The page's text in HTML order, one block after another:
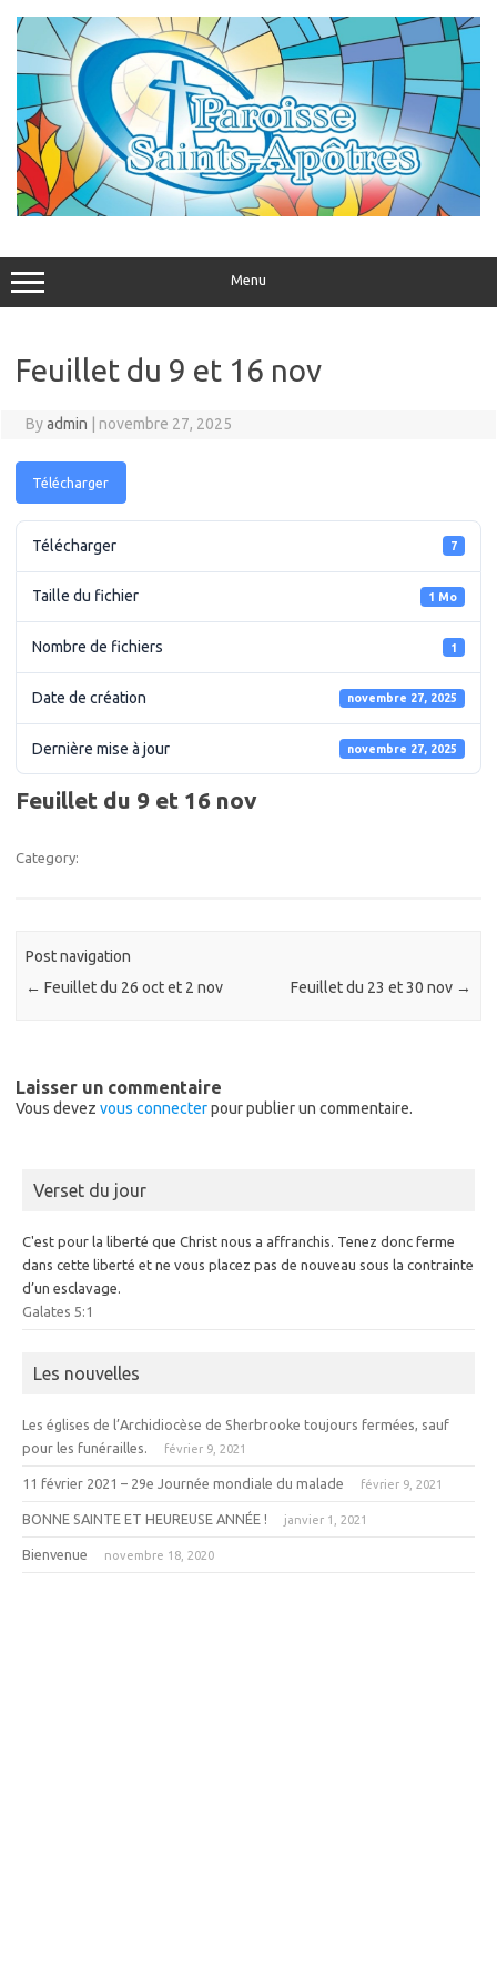
content
Menu
Feuillet du 9 et 16 nov
Byadmin novembre 27, 2025
Télécharger
Télécharger 7
Taille du fichier 1 Mo
Nombre de fichiers 1
Date de création novembre 27, 2025
Dernière mise à jour novembre 27, 2025
Feuillet du 9 et 16 nov
Category:
Post navigation
← Feuillet du 26 oct et 2 nov Feuillet du 23 et 30 nov →
Laisser un commentaire
Vous devez vous connecterpour publier un commentaire.
Verset du jour
C'est pour la liberté que Christ nous a affranchis. Tenez donc ferme
dans cette liberté et ne vous placez pas de nouveau sous la contrainte
d’un esclavage.
Galates 5:1
Les nouvelles
Les églises de l’Archidiocèse de Sherbrooke toujours fermées, sauf
pour les funérailles.
février 9, 2021
11 février 2021 – 29e Journée mondiale du malade février 9, 2021
BONNE SAINTE ET HEUREUSE ANNÉE ! janvier 1, 2021
Bienvenue novembre 18, 2020